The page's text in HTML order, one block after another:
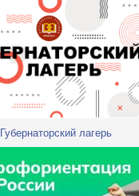
Губернаторский лагерь